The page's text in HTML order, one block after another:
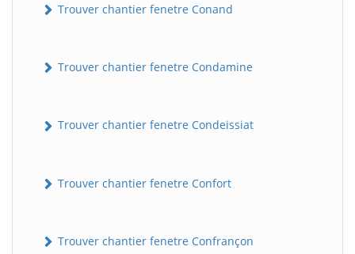
Trouver chantier fenetre Conand
Trouver chantier fenetre Condamine
Trouver chantier fenetre Condeissiat
Trouver chantier fenetre Confort
Trouver chantier fenetre Confrançon